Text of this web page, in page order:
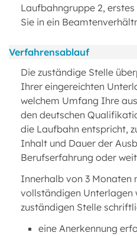
Laufbahngruppe 2,
Sie in ein
Verfahrensablauf
Die zuständige Stelle
Ihrer eingereichten
welchem Umfang Ihre
den deutschen
die Laufbahn entspricht,
Inhalt und Dauer der
Berufserfahrung oder
Innerhalb von 3 Monaten
vollständigen Unterlagen
zuständigen Stelle
eine Anerkennung